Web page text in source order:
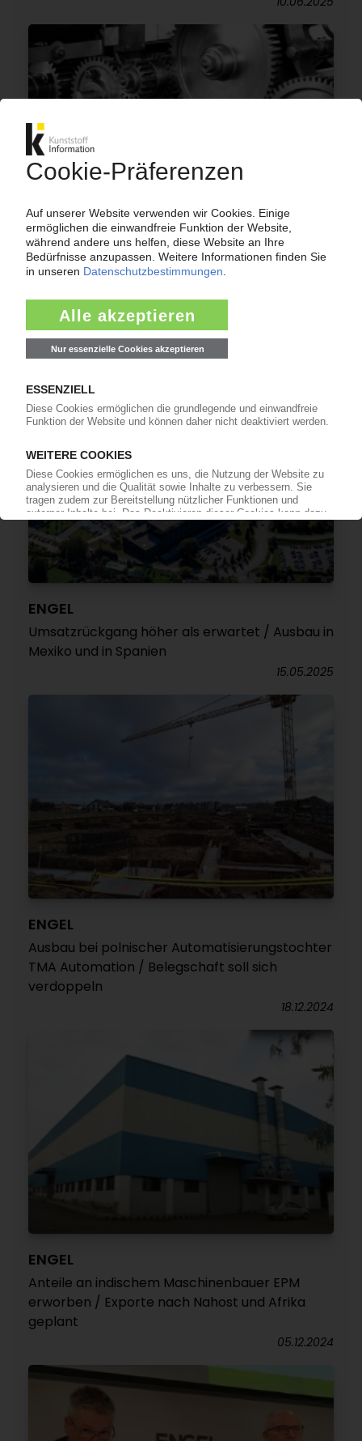
KUNSTSTOFFMASCHINENBAU
Jahresbilanz 2024 schwankt zwischen Krise und
Katastrophe / Fürs laufende Jahr bestenfalls
Stagnation erwartet / Zunehmender
Konkurrenzdruck aus Asien
ENGEL
Umsatzrückgang höher als erwartet / Ausbau in
Mexiko und in Spanien
15.05.2025
ENGEL
Ausbau bei polnischer Automatisierungstochter
TMA Automation / Belegschaft soll sich
verdoppeln
18.12.2024
ENGEL
Anteile an indischem Maschinenbauer EPM
erworben / Exporte nach Nahost und Afrika
geplant
05.12.2024